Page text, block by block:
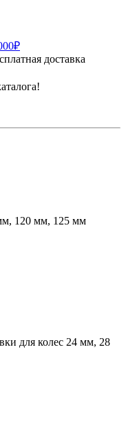
доставка
120 мм, 125 мм
для колес 24 мм, 28